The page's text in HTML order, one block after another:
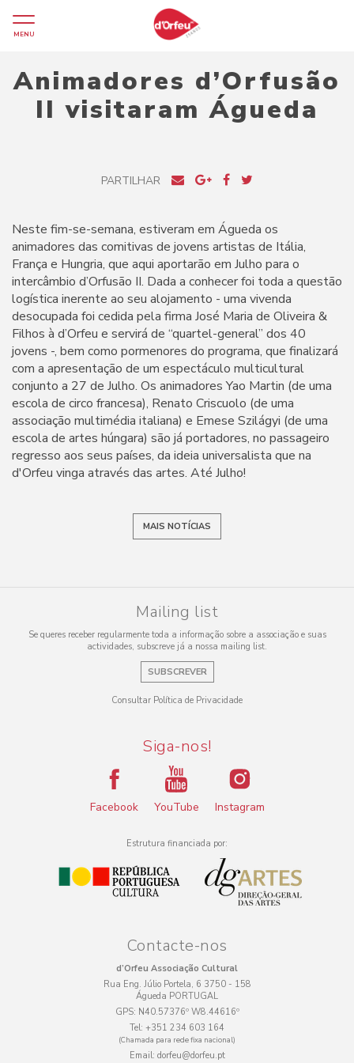
MENU
Animadores d’Orfusão
II visitaram Águeda
PARTILHAR
Neste fim-se-semana, estiveram em Águeda os
animadores das comitivas de jovens artistas de Itália,
França e Hungria, que aqui aportarão em Julho para o
intercâmbio d’Orfusão II. Dada a conhecer foi toda a questão
logística inerente ao seu alojamento - uma vivenda
desocupada foi cedida pela firma José Maria de Oliveira &
Filhos à d’Orfeu e servirá de “quartel-general” dos 40
jovens -, bem como pormenores do programa, que finalizará
com a apresentação de um espectáculo multicultural
conjunto a 27 de Julho. Os animadores Yao Martin (de uma
escola de circo francesa), Renato Criscuolo (de uma
associação multimédia italiana) e Emese Szilágyi (de uma
escola de artes húngara) são já portadores, no passageiro
regresso aos seus países, da ideia universalista que na
d'Orfeu vinga através das artes. Até Julho!
MAIS NOTÍCIAS
Mailing list
Se queres receber regularmente toda a informação sobre a associação e suas
actividades, subscreve já a nossa mailing list.
SUBSCREVER
Consultar Política de Privacidade
Siga-nos!
Facebook YouTube Instagram
Estrutura financiada por:
Contacte-nos
d’Orfeu Associação Cultural
Rua Eng. Júlio Portela, 6 3750 - 158
Águeda PORTUGAL
GPS: N40.57376º W8.44616º
Tel: +351 234 603 164
(Chamada para rede fixa nacional)
Email: dorfeu@dorfeu.pt